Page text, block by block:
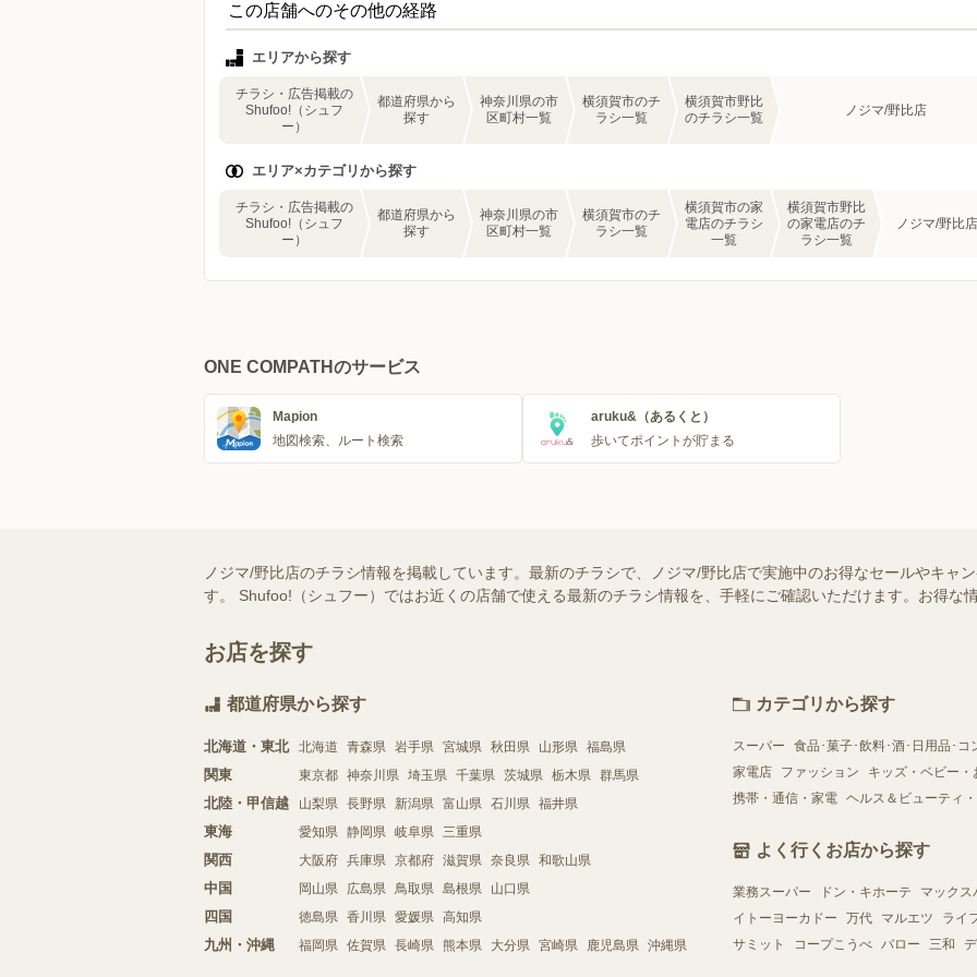
この店舗へのその他の経路
エリアから探す
チラシ・広告掲載の
Shufoo!（シュフ
ー）
都道府県から
探す
神奈川県の市
区町村一覧
横須賀市のチ
ラシ一覧
横須賀市野比
のチラシ一覧
ノジマ/野比店
エリア×カテゴリから探す
チラシ・広告掲載の
Shufoo!（シュフ
ー）
都道府県から
探す
神奈川県の市
区町村一覧
横須賀市のチ
ラシ一覧
横須賀市の家
電店のチラシ
一覧
横須賀市野比
の家電店のチ
ラシ一覧
ノジマ/野比店
ONE COMPATHのサービス
Mapion
地図検索、ルート検索
aruku&（あるくと）
歩いてポイントが貯まる
ノジマ/野比店のチラシ情報を掲載しています。最新のチラシで、ノジマ/野比店で実施中のお得なセールやキャ
す。 Shufoo!（シュフー）ではお近くの店舗で使える最新のチラシ情報を、手軽にご確認いただけます。お得な
お店を探す
都道府県から探す
北海道・東北 北海道 青森県 岩手県 宮城県 秋田県 山形県 福島県
関東 東京都 神奈川県 埼玉県 千葉県 茨城県 栃木県 群馬県
北陸・甲信越 山梨県 長野県 新潟県 富山県 石川県 福井県
東海 愛知県 静岡県 岐阜県 三重県
関西 大阪府 兵庫県 京都府 滋賀県 奈良県 和歌山県
中国 岡山県 広島県 鳥取県 島根県 山口県
四国 徳島県 香川県 愛媛県 高知県
九州・沖縄 福岡県 佐賀県 長崎県 熊本県 大分県 宮崎県 鹿児島県 沖縄県
カテゴリから探す
スーパー
食品･菓子･飲料･酒･日用品･コ
家電店
ファッション
キッズ・ベビー・
携帯・通信・家電 ヘルス＆ビューティ
よく行くお店から探す
業務スーパー ドン・キホーテ
マックス
イトーヨーカドー
万代 マルエツ
ライ
サミット
コープこうべ バロー 三和